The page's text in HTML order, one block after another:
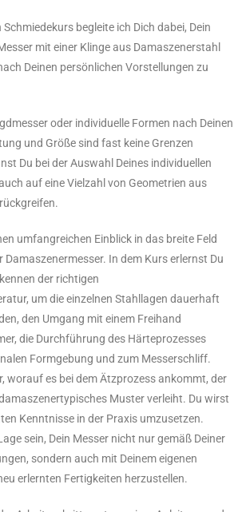
begleite ich Dich dabei, Dein
mit einer Klinge aus Damaszenerstahl
Deinen persönlichen Vorstellungen zu
oder individuelle Formen nach Deinen
und Größe sind fast keine Grenzen
Du bei der Auswahl Deines individuellen
auf eine Vielzahl von Geometrien aus
umfangreichen Einblick in das breite Feld
In dem Kurs erlernst Du
der richtigen
um die einzelnen Stahllagen dauerhaft
den Umgang mit einem Freihand
die Durchführung des Härteprozesses
Formgebung und zum Messerschliff.
worauf es bei dem Ätzprozess ankommt, der
Muster verleiht. Du wirst
Kenntnisse in der Praxis umzusetzen.
sein, Dein Messer nicht nur gemäß Deiner
sondern auch mit Deinem eigenen
erlernten Fertigkeiten herzustellen.